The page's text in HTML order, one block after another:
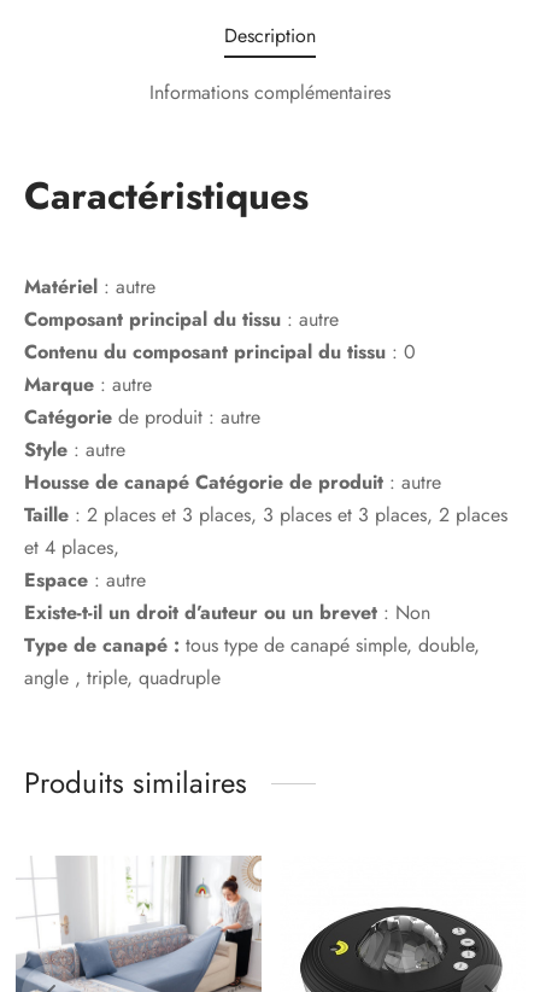
Description
Informations complémentaires
Caractéristiques
Matériel : autre
Composant principal du tissu : autre
Contenu du composant principal du tissu : 0
Marque : autre
Catégorie de produit : autre
Style : autre
Housse de canapé Catégorie de produit : autre
Taille : 2 places et 3 places, 3 places et 3 places, 2 places
et 4 places,
Espace : autre
Existe-t-il un droit d’auteur ou un brevet : Non
Type de canapé : tous type de canapé simple, double,
angle , triple, quadruple
Produits similaires